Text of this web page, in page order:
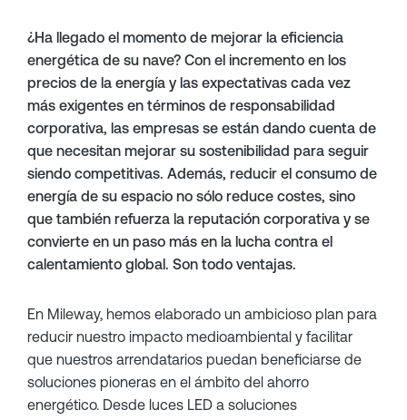
¿Ha llegado el momento de mejorar la eficiencia
energética de su nave? Con el incremento en los
precios de la energía y las expectativas cada vez
más exigentes en términos de responsabilidad
corporativa, las empresas se están dando cuenta de
que necesitan mejorar su sostenibilidad para seguir
siendo competitivas. Además, reducir el consumo de
energía de su espacio no sólo reduce costes, sino
que también refuerza la reputación corporativa y se
convierte en un paso más en la lucha contra el
calentamiento global. Son todo ventajas.
En Mileway, hemos elaborado un ambicioso plan para
reducir nuestro impacto medioambiental y facilitar
que nuestros arrendatarios puedan beneficiarse de
soluciones pioneras en el ámbito del ahorro
energético. Desde luces LED a soluciones